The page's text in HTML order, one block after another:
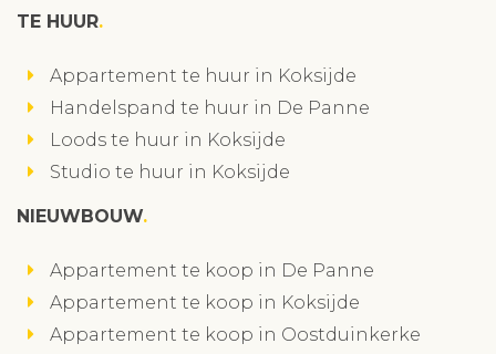
TE HUUR
Appartement te huur in Koksijde
Handelspand te huur in De Panne
Loods te huur in Koksijde
Studio te huur in Koksijde
NIEUWBOUW
Appartement te koop in De Panne
Appartement te koop in Koksijde
Appartement te koop in Oostduinkerke